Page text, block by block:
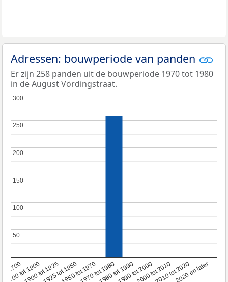
Adressen: bouwperiode van panden
Er zijn 258 panden uit de bouwperiode 1970 tot 1980
in de August Vördingstraat.
1700
1700 tot 1900
1900 tot 19251925 tot 19501950 tot 19701970 tot 19801980 tot 19901990 tot 20002000 tot 20102010 tot 20202020 en later
50
50
100
100
150
150
200
200
250
250
300
300